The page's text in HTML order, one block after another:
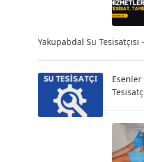
Yakupabdal Su Tesisatçısı
Esenler